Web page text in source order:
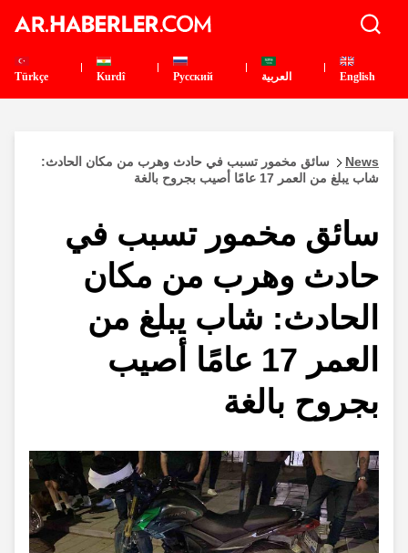
English العربية Pусский
Kurdî
Türkçe
News
سائق مخمور تسبب في حادث وهرب من مكان الحادث:
شاب يبلغ من العمر 17 عامًا أصيب بجروح بالغة
سائق مخمور تسبب في
حادث وهرب من مكان
الحادث: شاب يبلغ من
العمر 17 عامًا أصيب
بجروح بالغة